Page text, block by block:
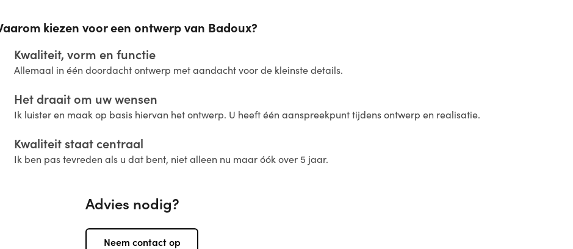
kiezen voor een ontwerp van Badoux?
Kwaliteit, vorm en functie
Allemaal in één doordacht ontwerp met aandacht voor de kleinste details.
Het draait om uw wensen
Ik luister en maak op basis hiervan het ontwerp. U heeft één aanspreekpunt tijdens ontwerp en realisatie.
Kwaliteit staat centraal
Ik ben pas tevreden als u dat bent, niet alleen nu maar óók over 5 jaar.
Advies nodig?
Neem contact op